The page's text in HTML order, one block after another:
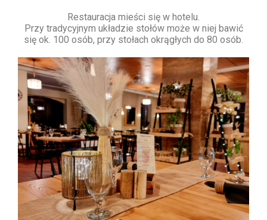
Restauracja mieści się w hotelu.
Przy tradycyjnym układzie stołów może w niej bawić
się ok. 100 osób, przy stołach okrągłych do 80 osób.